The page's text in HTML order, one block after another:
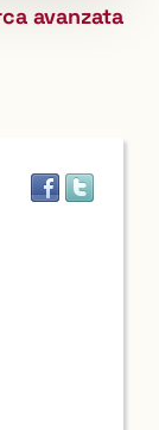
avanzata